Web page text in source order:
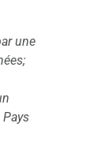
une